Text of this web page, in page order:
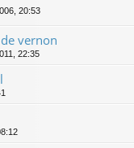
20:53
vernon
22:35